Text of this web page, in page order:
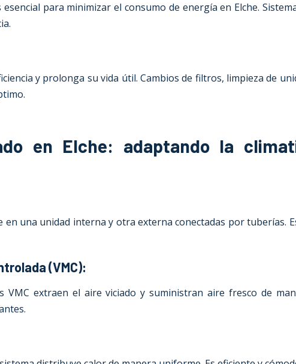
para minimizar el consumo de energía en Elche.
y prolonga su vida útil. Cambios de filtros, limpieza de
en Elche: adaptando la
en una unidad interna y otra externa conectadas por tuberías.
(VMC):
extraen el aire viciado y suministran aire fresco de